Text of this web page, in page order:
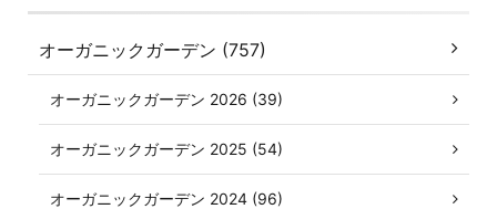
オーガニックガーデン (757)
オーガニックガーデン 2026 (39)
オーガニックガーデン 2025 (54)
オーガニックガーデン 2024 (96)